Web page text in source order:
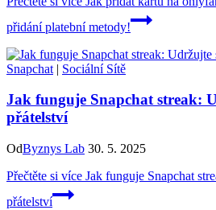
přidání platební metody!
Snapchat | Sociální Sítě
Jak funguje Snapchat streak:
přátelství
OdByznys Lab 30. 5. 2025
Přečtěte si více Jak funguje Snapchat
přátelství